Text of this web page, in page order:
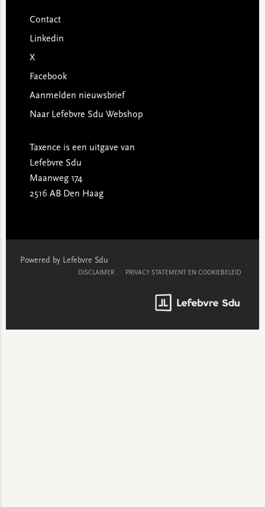
Contact
Linkedin
X
Facebook
Aanmelden nieuwsbrief
Naar Lefebvre Sdu Webshop
Taxence is een uitgave van
Lefebvre Sdu
Maanweg 174
2516 AB Den Haag
Powered by Lefebvre Sdu
DISCLAIMER PRIVACY STATEMENT EN COOKIEBELEID